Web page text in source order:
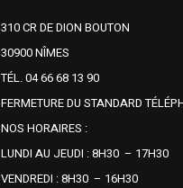
310 CR DE DION BOUTON
30900 NÎMES
TÉL. 04 66 68 13 90
FERMETURE DU STANDARD
NOS HORAIRES :
LUNDI AU JEUDI : 8H30 – 17H30
VENDREDI : 8H30 – 16H30